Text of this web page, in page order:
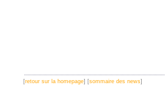
[retour sur la homepage] [sommaire des news]